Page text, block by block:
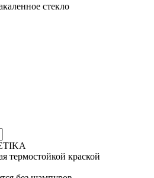
стекло
термостойкой краской